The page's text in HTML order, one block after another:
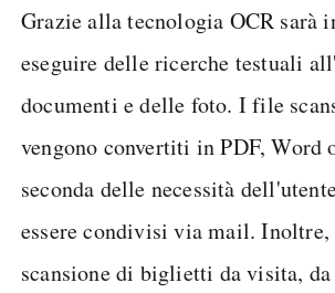
Grazie alla tecnologia OCR sarà
eseguire delle ricerche testuali
documenti e delle foto. I file
vengono convertiti in PDF, Word
seconda delle necessità
essere condivisi via mail. Inoltre,
scansione di biglietti da visita,